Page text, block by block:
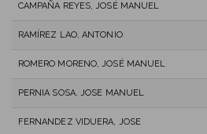
CAMPAÑA REYES, JOSÉ MANUEL
RAMÍREZ LAO, ANTONIO
ROMERO MORENO, JOSÉ MANUEL
PERNIA SOSA, JOSE MANUEL
FERNANDEZ VIDUERA, JOSE